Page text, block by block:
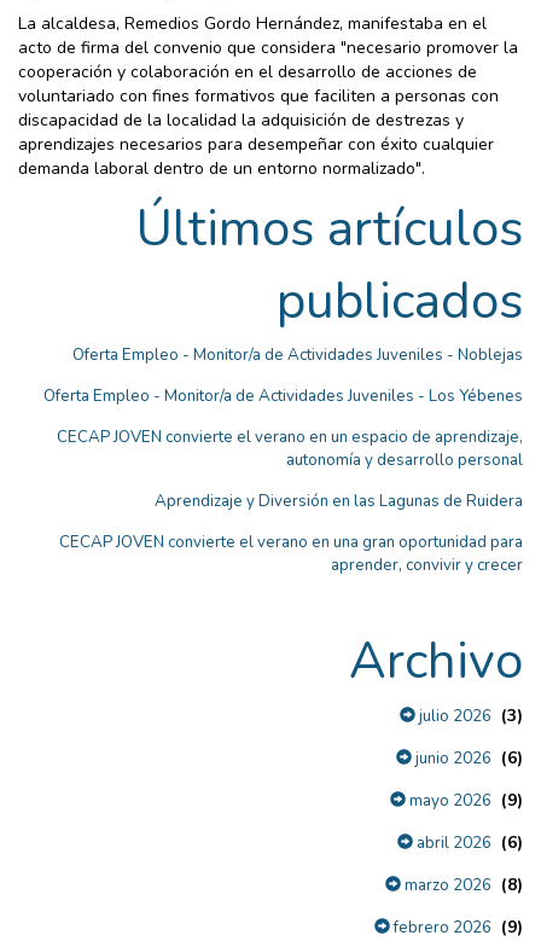
La alcaldesa, Remedios Gordo Hernández, manifestaba en el
acto de firma del convenio que considera "necesario promover la
cooperación y colaboración en el desarrollo de acciones de
voluntariado con fines formativos que faciliten a personas con
discapacidad de la localidad la adquisición de destrezas y
aprendizajes necesarios para desempeñar con éxito cualquier
demanda laboral dentro de un entorno normalizado".
Últimos artículos
publicados
Oferta Empleo - Monitor/a de Actividades Juveniles - Noblejas
Oferta Empleo - Monitor/a de Actividades Juveniles - Los Yébenes
CECAP JOVEN convierte el verano en un espacio de aprendizaje,
autonomía y desarrollo personal
Aprendizaje y Diversión en las Lagunas de Ruidera
CECAP JOVEN convierte el verano en una gran oportunidad para
aprender, convivir y crecer
Archivo
julio 2026 (3)
junio 2026 (6)
mayo 2026 (9)
abril 2026 (6)
marzo 2026 (8)
febrero 2026 (9)